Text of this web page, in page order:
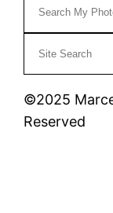
c
a
©2025
Reserved